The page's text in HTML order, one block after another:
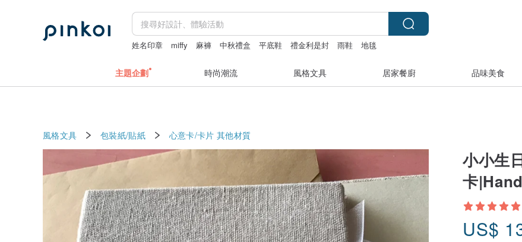
姓名印章 miffy 麻褲 中秋禮盒 平底鞋 禮金利是封 雨鞋 地毯
主題企劃 時尚潮流 風格文具 居家餐廚 品味美食
風格文具 包裝紙/貼紙 心意卡/卡片 其他材質
小小生
卡
US$